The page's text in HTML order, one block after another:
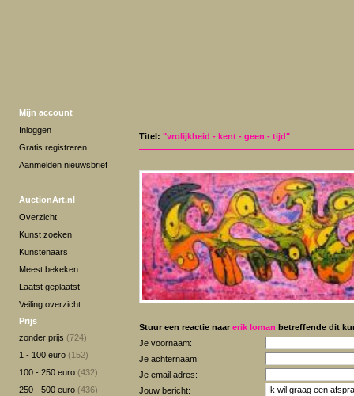
Mijn account
Inloggen
Gratis registreren
Aanmelden nieuwsbrief
AuctionArt.nl
Overzicht
Kunst zoeken
Kunstenaars
Meest bekeken
Laatst geplaatst
Veiling overzicht
Prijs
zonder prijs (724)
1 - 100 euro (152)
100 - 250 euro (432)
250 - 500 euro (436)
Titel: "vrolijkheid - kent - geen - tijd"
Stuur een reactie naar erik loman betreffende dit
Je voornaam:
Je achternaam:
Je email adres:
Jouw bericht: